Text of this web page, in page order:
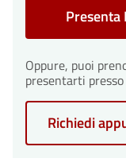
Presenta
Oppure, puoi
presentarti
Richiedi